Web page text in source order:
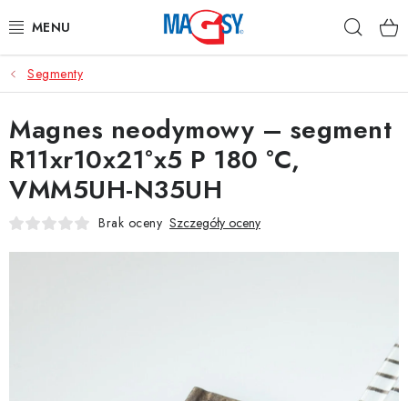
do
GŁÓWNE KATEGORIE
MAGNETYCZNE POMOCE
MAGNESY PRZEMYSŁOWE
INNE MAGNESY
Segmenty
Magnes neodymowy – segment
R11xr10x21°x5 P 180 °C,
VMM5UH-N35UH
Brak oceny Szczegóły oceny